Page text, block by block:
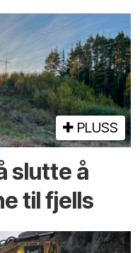
PLUSS
slutte å
til fjells